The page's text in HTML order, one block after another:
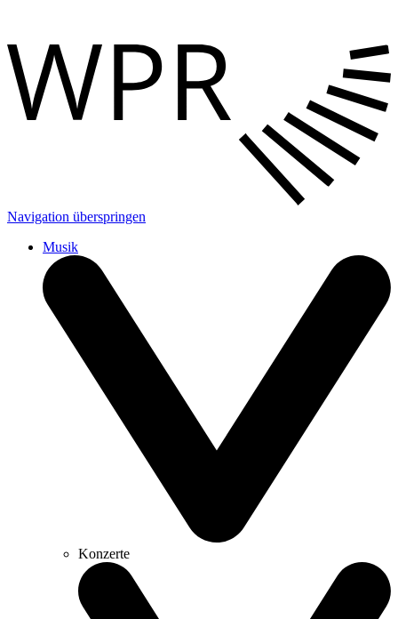
Navigation überspringen
Musik
Konzerte